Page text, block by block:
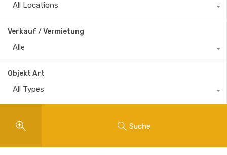
All Locations
Verkauf / Vermietung
Alle
Objekt Art
All Types
Suche